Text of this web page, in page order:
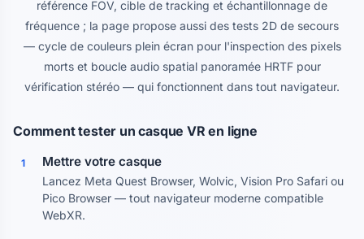
référence FOV, cible de tracking et échantillonnage de
fréquence ; la page propose aussi des tests 2D de secours
— cycle de couleurs plein écran pour l'inspection des pixels
morts et boucle audio spatial panoramée HRTF pour
vérification stéréo — qui fonctionnent dans tout navigateur.
Comment tester un casque VR en ligne
1 Mettre votre casque
Lancez Meta Quest Browser, Wolvic, Vision Pro Safari ou
Pico Browser — tout navigateur moderne compatible
WebXR.